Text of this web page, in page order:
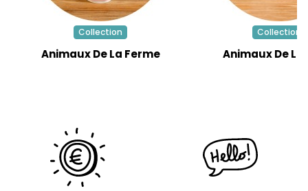
Collection
Animaux De La Ferme
Collection
Animaux De La